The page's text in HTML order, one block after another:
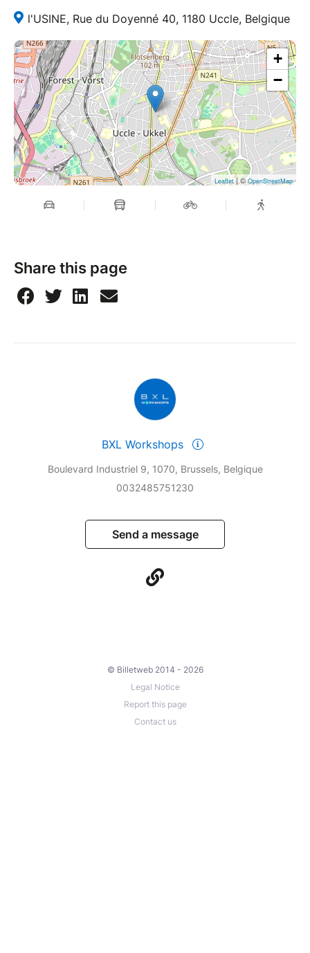
l'USINE, Rue du Doyenné 40, 1180 Uccle, Belgique
+
−
Leaflet| ©OpenStreetMap
Share this page
BXL Workshops
Boulevard Industriel 9, 1070, Brussels, Belgique
0032485751230
Send a message
© Billetweb 2014 - 2026
Legal Notice
Report this page
Contact us